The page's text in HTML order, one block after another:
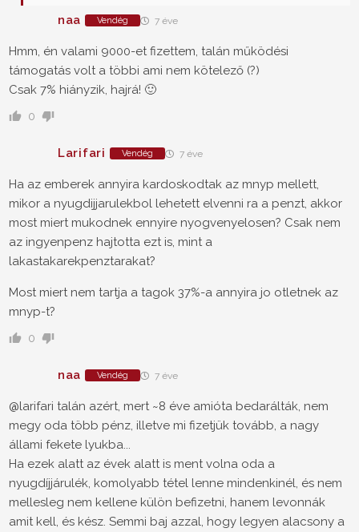
naa Vendég 7 éve
Hmm, én valami 9000-et fizettem, talán működési
támogatás volt a többi ami nem kötelező (?)
Csak 7% hiányzik, hajrá! 🙂
0
Larifari Vendég 7 éve
Ha az emberek annyira kardoskodtak az mnyp mellett,
mikor a nyugdijjarulekbol lehetett elvenni ra a penzt, akkor
most miert mukodnek ennyire nyogvenyelosen? Csak nem
az ingyenpenz hajtotta ezt is, mint a
lakastakarekpenztarakat?
Most miert nem tartja a tagok 37%-a annyira jo otletnek az
mnyp-t?
0
naa Vendég 7 éve
@larifari talán azért, mert ~8 éve amióta bedarálták, nem
megy oda több pénz, illetve mi fizetjük tovább, a nagy
állami fekete lyukba...
Ha ezek alatt az évek alatt is ment volna oda a
nyugdíjjárulék, komolyabb tétel lenne mindenkinél, és nem
mellesleg nem kellene külön befizetni, hanem levonnák
amit kell, és kész. Semmi baj azzal, hogy legyen alacsony a